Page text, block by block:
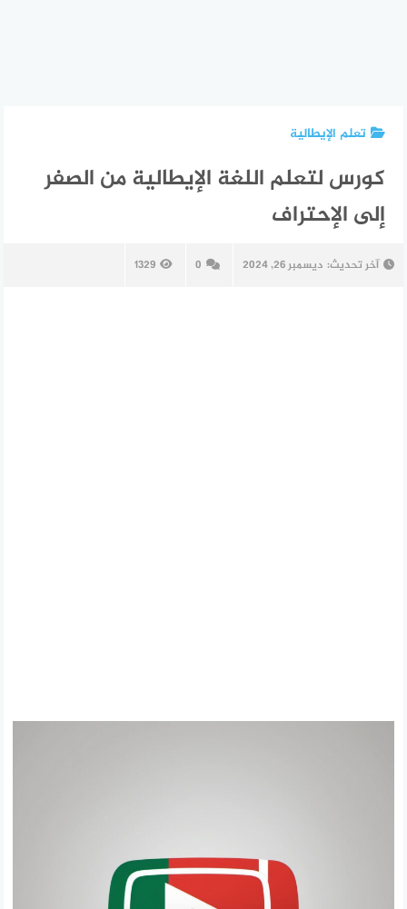
تعلم الإيطالية
كورس لتعلم اللغة الإيطالية من الصفر
إلى الإحتراف
آخر تحديث: ديسمبر 26, 2024 0
1329